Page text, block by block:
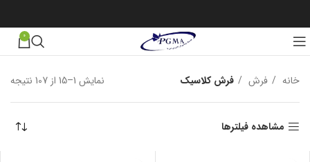
0
خانه فرش فرش کلاسیک نمایش 1–15 از 107 نتیجه
مشاهده فیلترها